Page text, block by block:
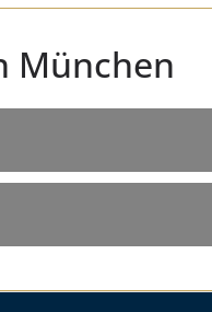
München